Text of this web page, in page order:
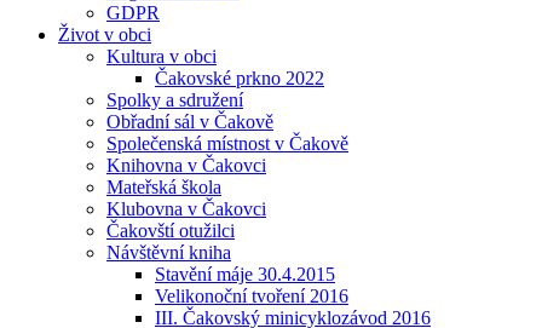
GDPR
Život v obci
Kultura v obci
Čakovské prkno 2022
Spolky a sdružení
Obřadní sál v Čakově
Společenská místnost v Čakově
Knihovna v Čakovci
Mateřská škola
Klubovna v Čakovci
Čakovští otužilci
Návštěvní kniha
Stavění máje 30.4.2015
Velikonoční tvoření 2016
III. Čakovský minicyklozávod 2016